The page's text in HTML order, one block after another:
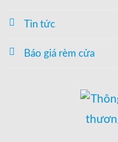
Tin tức
Báo giá rèm cửa